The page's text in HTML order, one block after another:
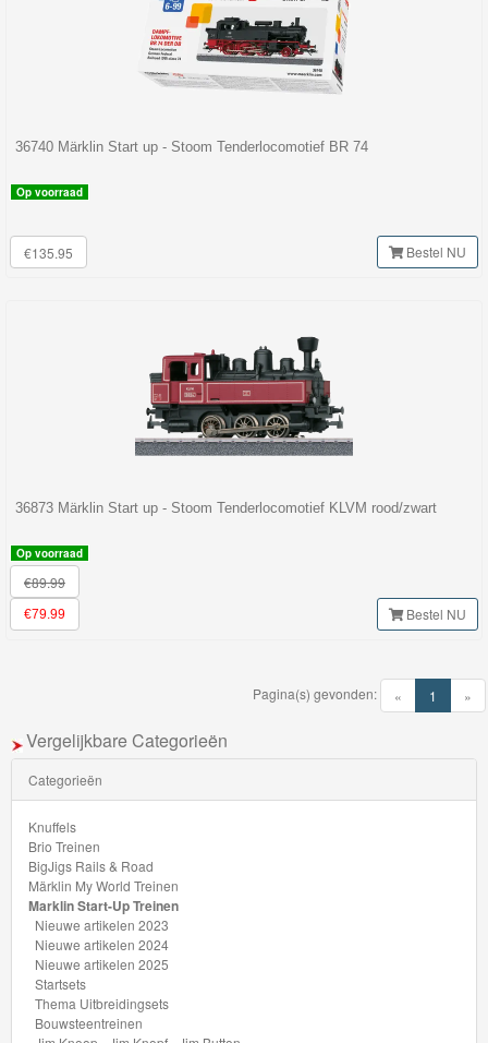
Rails
Gebouwen
Trackmaster
Trackmaster
Push
Along
Thomas
Thomas
Adventures
Thomas
de
Trein
Accessoires
Thomas
de
36740 Märklin Start up - Stoom Tenderlocomotief BR 74
Op voorraad
€135.95 Bestel NU
36873 Märklin Start up - Stoom Tenderlocomotief KLVM rood/zwart
Op voorraad
€89.99
€79.99 Bestel NU
« 1 (current)
»
Pagina(s) gevonden:
Vergelijkbare Categorieën
Categorieën
Knuffels
Brio Treinen
BigJigs Rails & Road
Märklin My World Treinen
Marklin Start-Up Treinen
Nieuwe artikelen 2023
Nieuwe artikelen 2024
Nieuwe artikelen 2025
Startsets
Thema Uitbreidingsets
Bouwsteentreinen